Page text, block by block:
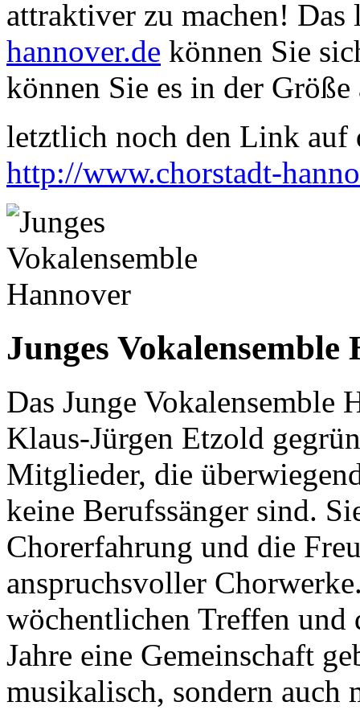
attraktiver zu machen! Das
hannover.de können Sie
können Sie es in der
letztlich noch den Link auf
http://www.chorstadt-
Junges Vokalensemble
Das Junge Vokalensemble
Klaus-Jürgen Etzold
Mitglieder, die
keine Berufssänger sind.
Chorerfahrung und die
anspruchsvoller
wöchentlichen Treffen und
Jahre eine Gemeinschaft
musikalisch, sondern auch